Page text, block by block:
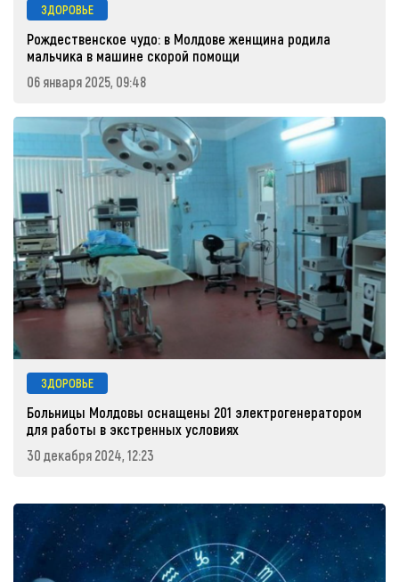
ЗДОРОВЬЕ
Рождественское чудо: в Молдове женщина родила
мальчика в машине скорой помощи
06 января 2025, 09:48
ЗДОРОВЬЕ
Больницы Молдовы оснащены 201 электрогенератором
для работы в экстренных условиях
30 декабря 2024, 12:23